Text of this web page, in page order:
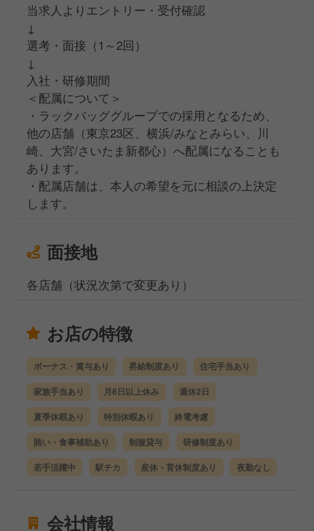
当求人よりエントリー・受付確認
↓
選考・面接（1～2回）
↓
入社・研修期間
＜配属について＞
・ラックバッググループでの採用となるため、
他の店舗（東京23区、横浜/みなとみらい、川
崎、大宮/さいたま新都心）へ配属になることも
あります。
・配属店舗は、本人の希望を元に相談の上決定
します。
面接地
各店舗（状況次第で変更あり）
お店の特徴
ボーナス・賞与あり 昇給制度あり 住宅手当あり
家族手当あり 月8日以上休み 週休2日
夏季休暇あり 特別休暇あり 終電考慮
賄い・食事補助あり 制服貸与 研修制度あり
若手活躍中 駅チカ 産休・育休制度あり 夜勤なし
会社情報